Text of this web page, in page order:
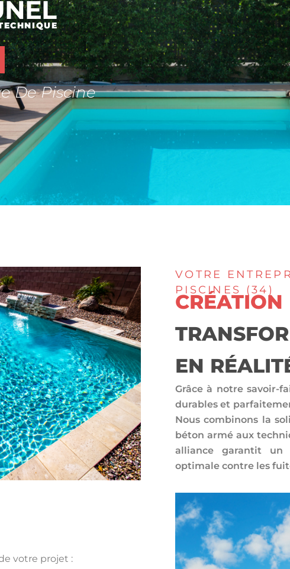
De Piscine
votre projet :
VOTRE
PISCINES (34)
EN
Grâce à notre savoir-
durables et
Nous combinons la
béton armé aux
alliance garantit un
optimale contre les